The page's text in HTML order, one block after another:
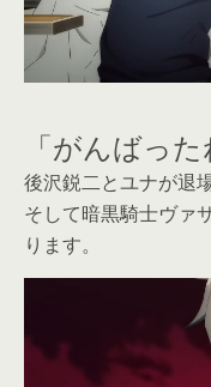
「がんばっ
後沢鋭二とユナが退
そして暗黒騎士ヴァ
ります。